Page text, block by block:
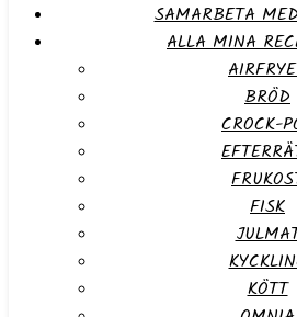
SAMARBETA
ALLA MINA
BRÖD
CROCK-
FISK
KÖTT